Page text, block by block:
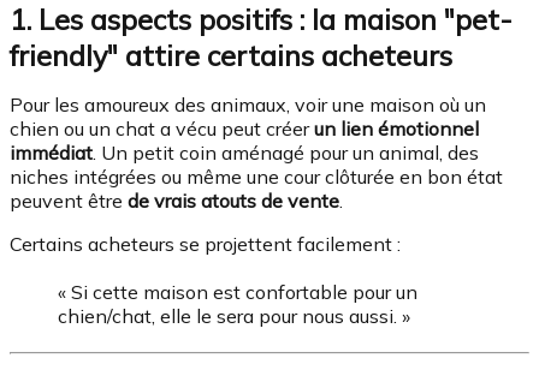
1. Les aspects positifs : la maison "pet-
friendly" attire certains acheteurs
Pour les amoureux des animaux, voir une maison où un
chien ou un chat a vécu peut créerun lien émotionnel
immédiat. Un petit coin aménagé pour un animal, des
niches intégrées ou même une cour clôturée en bon état
peuvent être de vrais atouts de vente.
Certains acheteurs se projettent facilement :
« Si cette maison est confortable pour un
chien/chat, elle le sera pour nous aussi. »